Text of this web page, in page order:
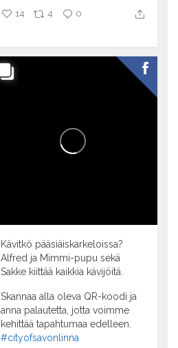
14 4 0
Kävitkö pääsiäiskarkeloissa?
Alfred ja Mimmi-pupu sekä
Sakke kiittää kaikkia kävijöitä.
Skannaa alla oleva QR-koodi ja
anna palautetta, jotta voimme
kehittää tapahtumaa edelleen.
#cityofsavonlinna